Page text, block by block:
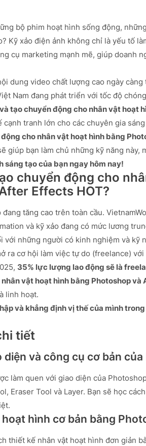
bộ phim hoạt hình sống động,
Kỹ xảo điện ảnh không chỉ là yếu tố
cụ marketing mạnh mẽ, giúp doanh
dung video chất lượng cao ngày càng
Nam đang phát triển với tốc độ
tạo chuyển động cho nhân vật hoạt
tranh lớn cho các chuyên gia
cho nhân vật hoạt hình bằng
giúp bạn làm chủ những kỹ năng này,
sáng tạo của bạn ngay hôm nay!
chuyển động cho
Effects HOT?
tăng cao trên toàn cầu.
và kỹ xảo đang có mức lương
với những người có kinh nghiệm và kỹ
ra cơ hội làm việc tự do (freelance)
35% lực lượng lao động sẽ là
vật hoạt hình bằng Photoshop
linh hoạt.
và khẳng định vị thế của mình
tiết
diện và công cụ cơ bản
làm quen với giao diện của
Eraser Tool và Layer. Bạn sẽ học
hình cơ bản bằng
thiết kế nhân vật hoạt hình đơn giản